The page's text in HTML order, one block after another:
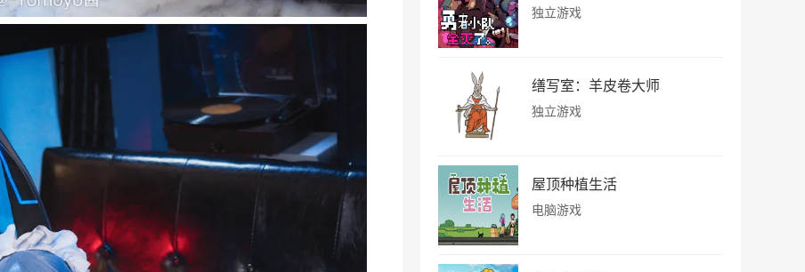
独立游戏
缮写室：羊皮卷大师
独立游戏
屋顶种植生活
电脑游戏